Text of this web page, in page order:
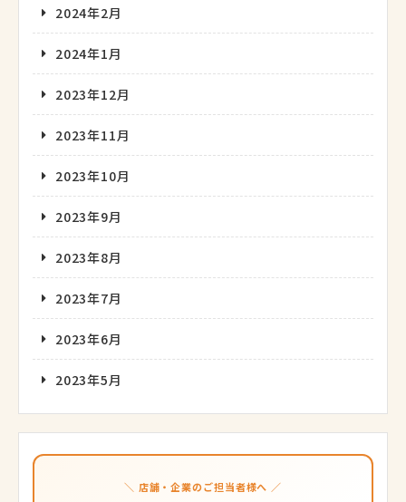
2024年2月
2024年1月
2023年12月
2023年11月
2023年10月
2023年9月
2023年8月
2023年7月
2023年6月
2023年5月
＼ 店舗・企業のご担当者様へ ／